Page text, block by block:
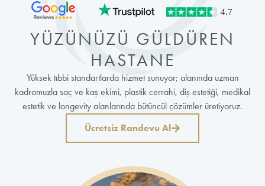
YÜZÜNÜZÜ GÜLDÜREN
HASTANE
Yüksek tıbbi standartlarda hizmet sunuyor; alanında uzman
kadromuzla saç ve kaş ekimi, plastik cerrahi, diş estetiği, medikal
estetik ve longevity alanlarında bütüncül çözümler üretiyoruz.
Ücretsiz Randevu Al